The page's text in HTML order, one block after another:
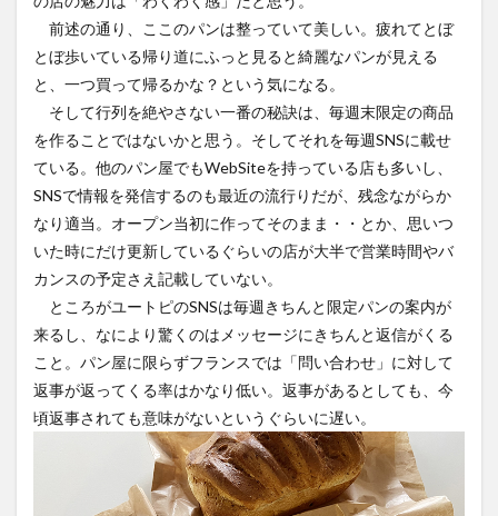
前述の通り、ここのパンは整っていて美しい。疲れてとぼ
とぼ歩いている帰り道にふっと見ると綺麗なパンが見える
と、一つ買って帰るかな？という気になる。
そして行列を絶やさない一番の秘訣は、毎週末限定の商品
を作ることではないかと思う。そしてそれを毎週SNSに載せ
ている。他のパン屋でもWebSiteを持っている店も多いし、
SNSで情報を発信するのも最近の流行りだが、残念ながらか
なり適当。オープン当初に作ってそのまま・・とか、思いつ
いた時にだけ更新しているぐらいの店が大半で営業時間やバ
カンスの予定さえ記載していない。
ところがユートピのSNSは毎週きちんと限定パンの案内が
来るし、なにより驚くのはメッセージにきちんと返信がくる
こと。パン屋に限らずフランスでは「問い合わせ」に対して
返事が返ってくる率はかなり低い。返事があるとしても、今
頃返事されても意味がないというぐらいに遅い。